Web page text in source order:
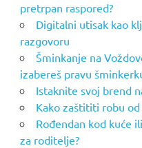
pretrpan raspored?
Digitalni utisak kao
razgovoru
Šminkanje na
izabereš pravu
Istaknite svoj brend
Kako zaštititi robu
Rođendan kod kuće
za roditelje?